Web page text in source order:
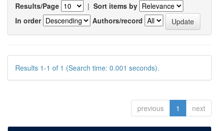
Results/Page | Sort items by
In order
Authors/record
Results 1-1 of 1 (Search time: 0.001 seconds).
previous 1 next